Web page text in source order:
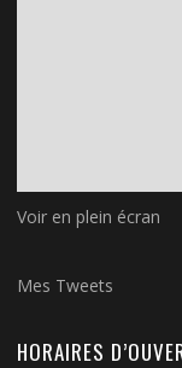
Voir en plein écran
Mes Tweets
HORAIRES